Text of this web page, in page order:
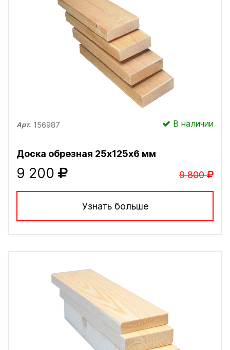
Арт. 156987 В наличии
Доска обрезная 25х125х6 мм
9 200 9 800
Узнать больше